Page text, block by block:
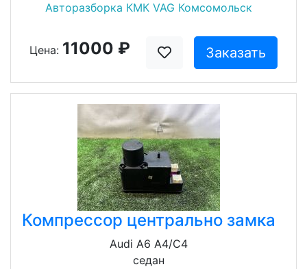
Авторазборка КМК VAG Комсомольск
Цена: 11000 ₽ Заказать
Компрессор центрально замка
Audi A6 A4/C4
седан